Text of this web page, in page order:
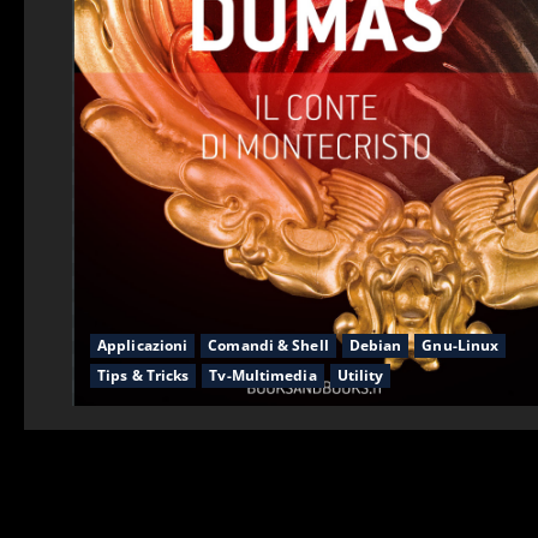
Applicazioni Comandi & Shell Debian
Gnu-Linux
Tips & Tricks
Tv-Multimedia Utility